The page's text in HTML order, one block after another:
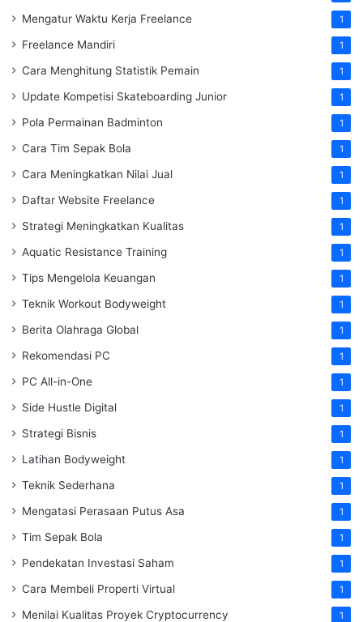
Mengatur Waktu Kerja Freelance 1
Freelance Mandiri 1
Cara Menghitung Statistik Pemain 1
Update Kompetisi Skateboarding Junior 1
Pola Permainan Badminton 1
Cara Tim Sepak Bola 1
Cara Meningkatkan Nilai Jual 1
Daftar Website Freelance 1
Strategi Meningkatkan Kualitas 1
Aquatic Resistance Training 1
Tips Mengelola Keuangan 1
Teknik Workout Bodyweight 1
Berita Olahraga Global 1
Rekomendasi PC 1
PC All-in-One 1
Side Hustle Digital 1
Strategi Bisnis 1
Latihan Bodyweight 1
Teknik Sederhana 1
Mengatasi Perasaan Putus Asa 1
Tim Sepak Bola 1
Pendekatan Investasi Saham 1
Cara Membeli Properti Virtual 1
Menilai Kualitas Proyek Cryptocurrency 1